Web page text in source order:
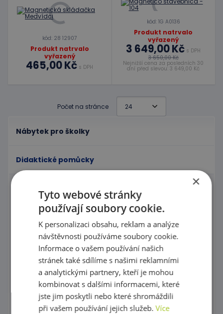
Nábytek pro školky
Didaktické pomůcky
Manipulační labyrinty
Nástěnné labyrinty
Magnetické labyrinty
Grafomotorické tabulky, Procvičování kreslení
Kostky, vláček
Provlékaní
kód: 28 12907
Produkt natrvalo
vyřazený
465,00 Kč s DPH
kód: 1G A0136
Produkt natrvalo
vyřazený
3 649,00 Kč s DPH
3 650,00 Kč
Nejnižší cena za posledních 30
dní před slevou: 3 649,00 Kč
Počet na stránce
×
Tyto webové stránky
používají soubory cookie.
K personalizaci obsahu, reklam a analýze
návštěvnosti používáme soubory cookie.
Informace o vašem používání našich
stránek také sdílíme s našimi reklamními
a analytickými partnery, kteří je mohou
kombinovat s dalšími informacemi, které
jste jim poskytli nebo které shromáždili
při vašem používání jejich služeb.Více